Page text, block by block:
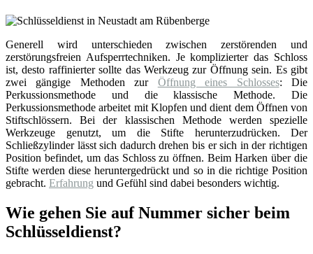
Generell wird unterschieden zwischen zerstörenden und
zerstörungsfreien Aufsperrtechniken. Je komplizierter das Schloss
ist, desto raffinierter sollte das Werkzeug zur Öffnung sein. Es gibt
zwei gängige Methoden zur Öffnung eines Schlosses: Die
Perkussionsmethode und die klassische Methode. Die
Perkussionsmethode arbeitet mit Klopfen und dient dem Öffnen von
Stiftschlössern. Bei der klassischen Methode werden spezielle
Werkzeuge genutzt, um die Stifte herunterzudrücken. Der
Schließzylinder lässt sich dadurch drehen bis er sich in der richtigen
Position befindet, um das Schloss zu öffnen. Beim Harken über die
Stifte werden diese heruntergedrückt und so in die richtige Position
gebracht. Erfahrung und Gefühl sind dabei besonders wichtig.
Wie gehen Sie auf Nummer sicher beim
Schlüsseldienst?